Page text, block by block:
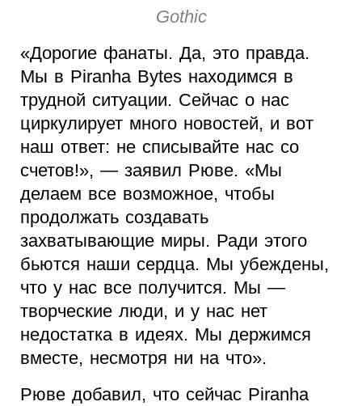
Gothic
«Дорогие фанаты. Да, это правда.
Мы в Piranha Bytes находимся в
трудной ситуации. Сейчас о нас
циркулирует много новостей, и вот
наш ответ: не списывайте нас со
счетов!», — заявил Рюве. «Мы
делаем все возможное, чтобы
продолжать создавать
захватывающие миры. Ради этого
бьются наши сердца. Мы убеждены,
что у нас все получится. Мы —
творческие люди, и у нас нет
недостатка в идеях. Мы держимся
вместе, несмотря ни на что».
Рюве добавил, что сейчас Piranha